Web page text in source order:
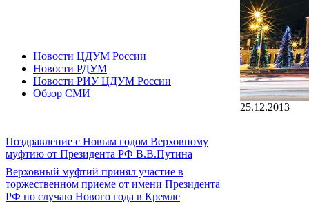
Новости ЦДУМ России
Новости РДУМ
Новости РИУ ЦДУМ России
Обзор СМИ
Поздравление с Новым годом Верховному
муфтию от Президента РФ В.В.Путина
Верховный муфтий принял участие в
торжественном приеме от имени Президента
РФ по случаю Нового года в Кремле
25.12.2013